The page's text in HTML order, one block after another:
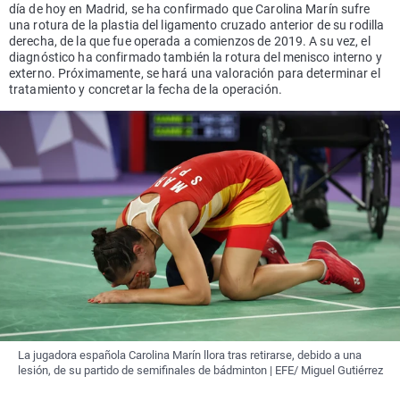
día de hoy en Madrid, se ha confirmado que Carolina Marín sufre
una rotura de la plastia del ligamento cruzado anterior de su rodilla
derecha, de la que fue operada a comienzos de 2019. A su vez, el
diagnóstico ha confirmado también la rotura del menisco interno y
externo. Próximamente, se hará una valoración para determinar el
tratamiento y concretar la fecha de la operación.
La jugadora española Carolina Marín llora tras retirarse, debido a una
lesión, de su partido de semifinales de bádminton | EFE/ Miguel Gutiérrez